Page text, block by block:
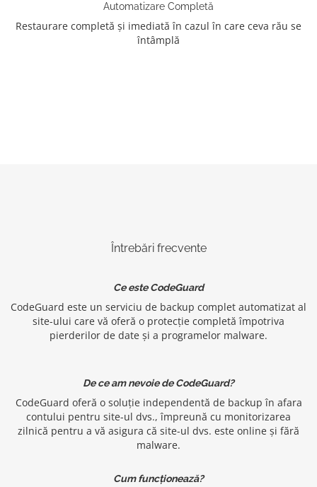
Automatizare Completă
Restaurare completă și imediată în cazul în care ceva rău se
întâmplă
Întrebări frecvente
Ce este CodeGuard
CodeGuard este un serviciu de backup complet automatizat al
site-ului care vă oferă o protecție completă împotriva
pierderilor de date și a programelor malware.
De ce am nevoie de CodeGuard?
CodeGuard oferă o soluție independentă de backup în afara
contului pentru site-ul dvs., împreună cu monitorizarea
zilnică pentru a vă asigura că site-ul dvs. este online și fără
malware.
Cum funcționează?